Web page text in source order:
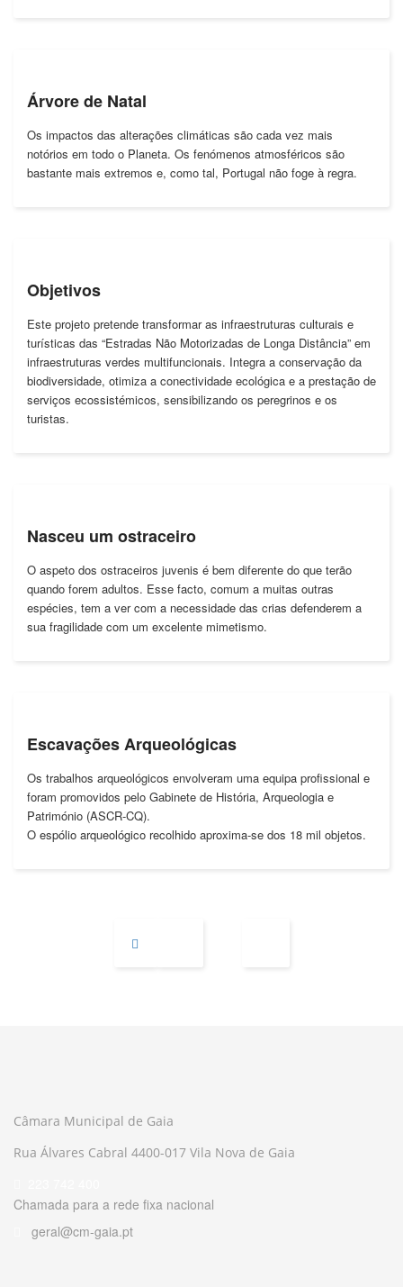
Árvore de Natal
Os impactos das alterações climáticas são cada vez mais
notórios em todo o Planeta. Os fenómenos atmosféricos são
bastante mais extremos e, como tal, Portugal não foge à regra.
Objetivos
Este projeto pretende transformar as infraestruturas culturais e
turísticas das “Estradas Não Motorizadas de Longa Distância” em
infraestruturas verdes multifuncionais. Integra a conservação da
biodiversidade, otimiza a conectividade ecológica e a prestação de
serviços ecossistémicos, sensibilizando os peregrinos e os
turistas.
Nasceu um ostraceiro
O aspeto dos ostraceiros juvenis é bem diferente do que terão
quando forem adultos. Esse facto, comum a muitas outras
espécies, tem a ver com a necessidade das crias defenderem a
sua fragilidade com um excelente mimetismo.
Escavações Arqueológicas
Os trabalhos arqueológicos envolveram uma equipa profissional e
foram promovidos pelo Gabinete de História, Arqueologia e
Património (ASCR-CQ).
O espólio arqueológico recolhido aproxima-se dos 18 mil objetos.
Câmara Municipal de Gaia
Rua Álvares Cabral 4400-017 Vila Nova de Gaia
Chamada para a rede fixa nacional
geral@cm-gaia.pt